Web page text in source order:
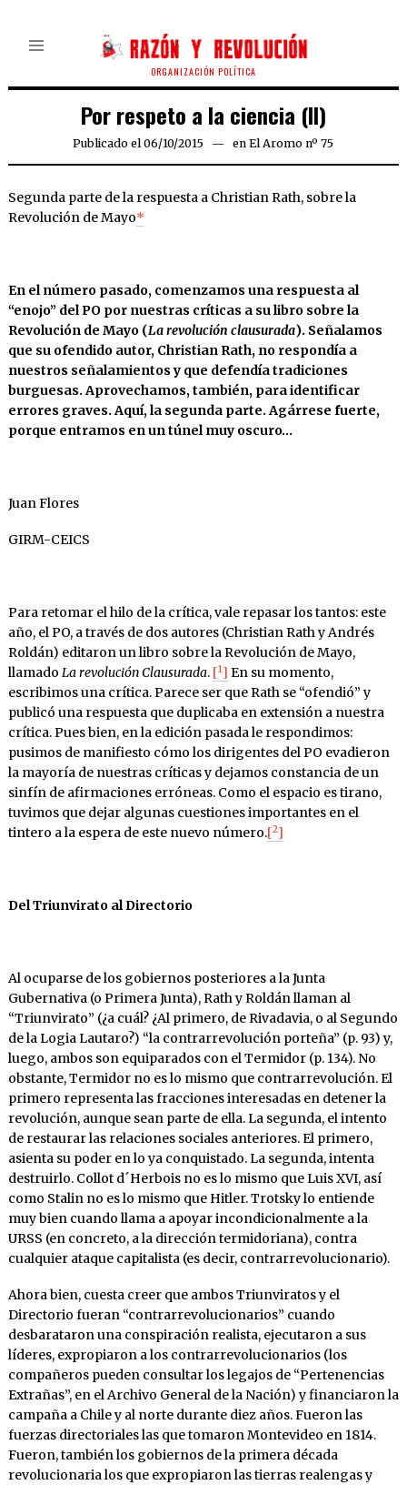
ORGANIZACIÓN POLÍTICA
Por respeto a la ciencia (II)
Publicado el 06/10/2015 en El Aromo nº 75
Segunda parte de la respuesta a Christian Rath, sobre la
Revolución de Mayo*
En el número pasado, comenzamos una respuesta al
“enojo” del PO por nuestras críticas a su libro sobre la
Revolución de Mayo (La revolución clausurada). Señalamos
que su ofendido autor, Christian Rath, no respondía a
nuestros señalamientos y que defendía tradiciones
burguesas. Aprovechamos, también, para identificar
errores graves. Aquí, la segunda parte. Agárrese fuerte,
porque entramos en un túnel muy oscuro…
Juan Flores
GIRM-CEICS
Para retomar el hilo de la crítica, vale repasar los tantos: este
año, el PO, a través de dos autores (Christian Rath y Andrés
Roldán) editaron un libro sobre la Revolución de Mayo,
llamado La revolución Clausurada. [1] En su momento,
escribimos una crítica. Parece ser que Rath se “ofendió” y
publicó una respuesta que duplicaba en extensión a nuestra
crítica. Pues bien, en la edición pasada le respondimos:
pusimos de manifiesto cómo los dirigentes del PO evadieron
la mayoría de nuestras críticas y dejamos constancia de un
sinfín de afirmaciones erróneas. Como el espacio es tirano,
tuvimos que dejar algunas cuestiones importantes en el
tintero a la espera de este nuevo número.[2]
Del Triunvirato al Directorio
Al ocuparse de los gobiernos posteriores a la Junta
Gubernativa (o Primera Junta), Rath y Roldán llaman al
“Triunvirato” (¿a cuál? ¿Al primero, de Rivadavia, o al Segundo
de la Logia Lautaro?) “la contrarrevolución porteña” (p. 93) y,
luego, ambos son equiparados con el Termidor (p. 134). No
obstante, Termidor no es lo mismo que contrarrevolución. El
primero representa las fracciones interesadas en detener la
revolución, aunque sean parte de ella. La segunda, el intento
de restaurar las relaciones sociales anteriores. El primero,
asienta su poder en lo ya conquistado. La segunda, intenta
destruirlo. Collot d´Herbois no es lo mismo que Luis XVI, así
como Stalin no es lo mismo que Hitler. Trotsky lo entiende
muy bien cuando llama a apoyar incondicionalmente a la
URSS (en concreto, a la dirección termidoriana), contra
cualquier ataque capitalista (es decir, contrarrevolucionario).
Ahora bien, cuesta creer que ambos Triunviratos y el
Directorio fueran “contrarrevolucionarios” cuando
desbarataron una conspiración realista, ejecutaron a sus
líderes, expropiaron a los contrarrevolucionarios (los
compañeros pueden consultar los legajos de “Pertenencias
Extrañas”, en el Archivo General de la Nación) y financiaron la
campaña a Chile y al norte durante diez años. Fueron las
fuerzas directoriales las que tomaron Montevideo en 1814.
Fueron, también los gobiernos de la primera década
revolucionaria los que expropiaron las tierras realengas y